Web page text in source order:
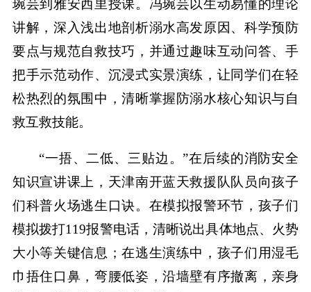
琬芸到雅安西里授课。冯琬芸以生动易懂的理论
讲解，深入浅出地剖析溺水高发原因、科学预防
要点与规范自救技巧，并通过趣味互动问答、手
把手示范动作、沉浸式实景演练，让同学们在轻
松热烈的氛围中，清晰掌握防溺水核心知识与自
救互救技能。
“一捂、二低、三贴边。”在后续的消防安全
知识宣讲课上，天津南开蓝天救援队队员向孩子
们科普火场逃生口诀。在模拟报警环节，孩子们
模拟拨打119报警电话，清晰说出具体地点、火势
大小等关键信息；在逃生演练中，孩子们用湿毛
巾捂住口鼻，弯腰低姿，沿墙壁有序撤离，亲身